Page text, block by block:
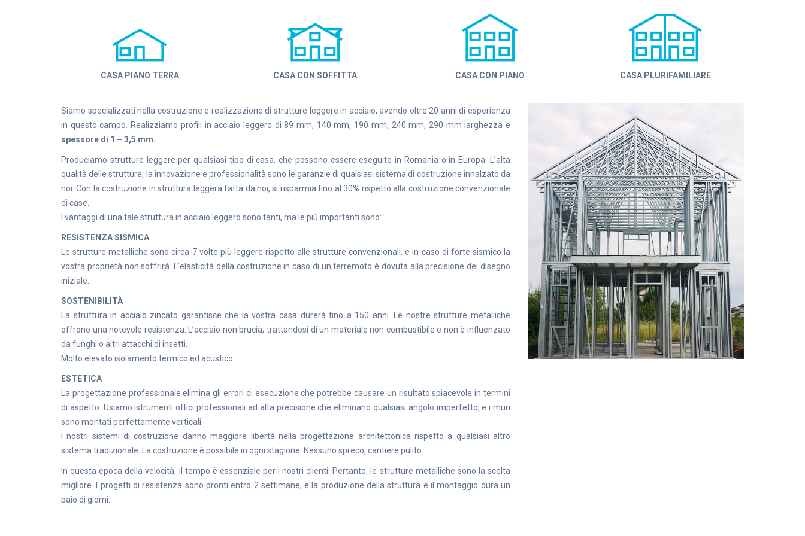
CASA PIANO TERRA CASA CON SOFFITTA CASA CON PIANO CASA PLURIFAMILIARE
Siamo specializzati nella costruzione e realizzazione di strutture leggere in acciaio, avendo oltre 20 anni di esperienza
in questo campo. Realizziamo profili in acciaio leggero di 89 mm, 140 mm, 190 mm, 240 mm, 290 mm larghezza e
spessore di 1 – 3,5 mm.
Produciamo strutture leggere per qualsiasi tipo di casa, che possono essere eseguite in Romania o in Europa. L’alta
qualità delle strutture, la innovazione e professionalità sono le garanzie di qualsiasi sistema di costruzione innalzato da
noi. Con la costruzione in struttura leggera fatta da noi, si risparmia fino al 30% rispetto alla costruzione convenzionale
di case.
I vantaggi di una tale struttura in acciaio leggero sono tanti, ma le più importanti sono:
RESISTENZA SISMICA
Le strutture metalliche sono circa 7 volte più leggere rispetto alle strutture convenzionali, e in caso di forte sismico la
vostra proprietà non soffrirà. L’elasticità della costruzione in caso di un terremoto è dovuta alla precisione del disegno
iniziale.
SOSTENIBILITÀ
La struttura in acciaio zincato garantisce che la vostra casa durerà fino a 150 anni. Le nostre strutture metalliche
offrono una notevole resistenza. L’acciaio non brucia, trattandosi di un materiale non combustibile e non è influenzato
da funghi o altri attacchi di insetti.
Molto elevato isolamento termico ed acustico.
ESTETICA
La progettazione professionale elimina gli errori di esecuzione che potrebbe causare un risultato spiacevole in termini
di aspetto. Usiamo istrumenti ottici professionali ad alta precisione che eliminano qualsiasi angolo imperfetto, e i muri
sono montati perfettamente verticali.
I nostri sistemi di costruzione danno maggiore libertà nella progettazione architettonica rispetto a qualsiasi altro
sistema tradizionale. La costruzione è possibile in ogni stagione. Nessuno spreco, cantiere pulito.
In questa epoca della velocità, il tempo è essenziale per i nostri clienti. Pertanto, le strutture metalliche sono la scelta
migliore. I progetti di resistenza sono pronti entro 2 settimane, e la produzione della struttura e il montaggio dura un
paio di giorni.